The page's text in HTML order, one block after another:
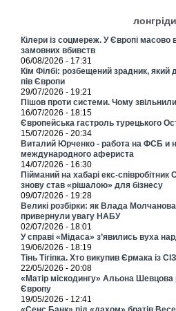
лонгріди
Кілери із соцмереж. У Європі масово
замовних вбивств
06/08/2026 - 17:31
Кім Філбі: розбещений зрадник, який
пів Європи
29/07/2026 - 19:21
Пішов проти системи. Чому
16/07/2026 - 18:15
Європейська гастроль турецького
15/07/2026 - 20:34
Виталий Юрченко - работа на ФСБ и
международного афериста
14/07/2026 - 16:30
Пійманий на хабарі екс-
знову став «рішалою» для бізнесу
09/07/2026 - 19:28
Великі розбірки: як Влада
привернули увагу НАБУ
02/07/2026 - 18:01
У справі «Мідаса» з’явились вуха
19/06/2026 - 18:19
Тінь Тігіпка. Хто викупив Єрмака із
22/05/2026 - 20:08
«Матір міскодингу» Альона Шевцова
Європу
19/05/2026 - 12:41